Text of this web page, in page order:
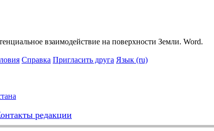
взаимодействие на поверхности Земли. Word.
Справка Пригласить друга Язык (ru)
редакции